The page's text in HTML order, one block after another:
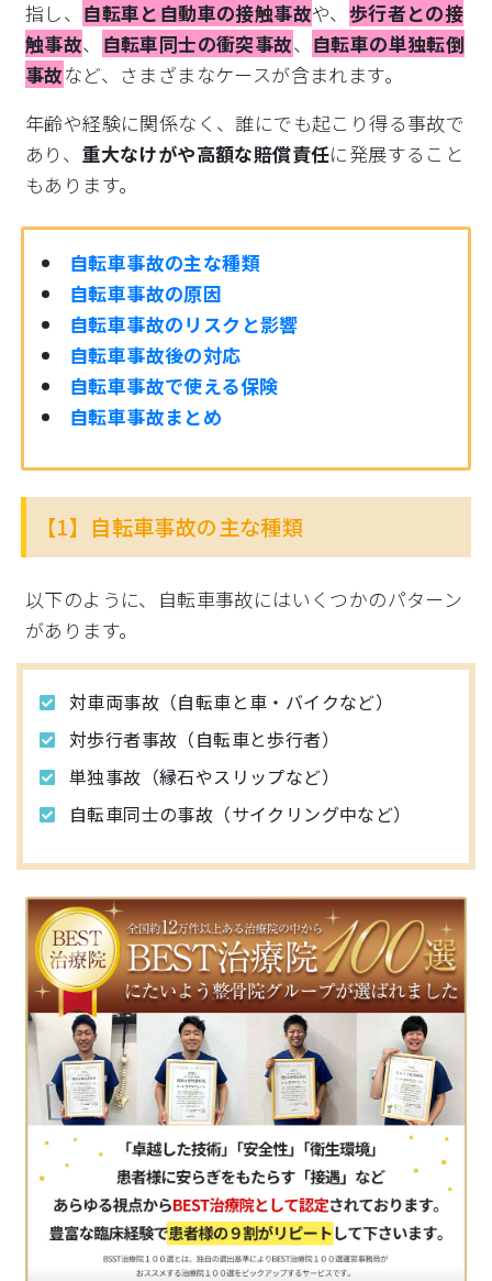
指し、 自転車と自動車の接触事故や、 歩行者との接
触事故、 自転車同士の衝突事故、 自転車の単独転倒
事故など、さまざまなケースが含まれます。
年齢や経験に関係なく、誰にでも起こり得る事故で
あり、 重大なけがや高額な賠償責任に発展すること
もあります。
自転車事故の主な種類
自転車事故の原因
自転車事故のリスクと影響
自転車事故後の対応
自転車事故で使える保険
自転車事故まとめ
【1】自転車事故の主な種類
以下のように、自転車事故にはいくつかのパターン
があります。
対車両事故（自転車と車・バイクなど）
対歩行者事故（自転車と歩行者）
単独事故（縁石やスリップなど）
自転車同士の事故（サイクリング中など）